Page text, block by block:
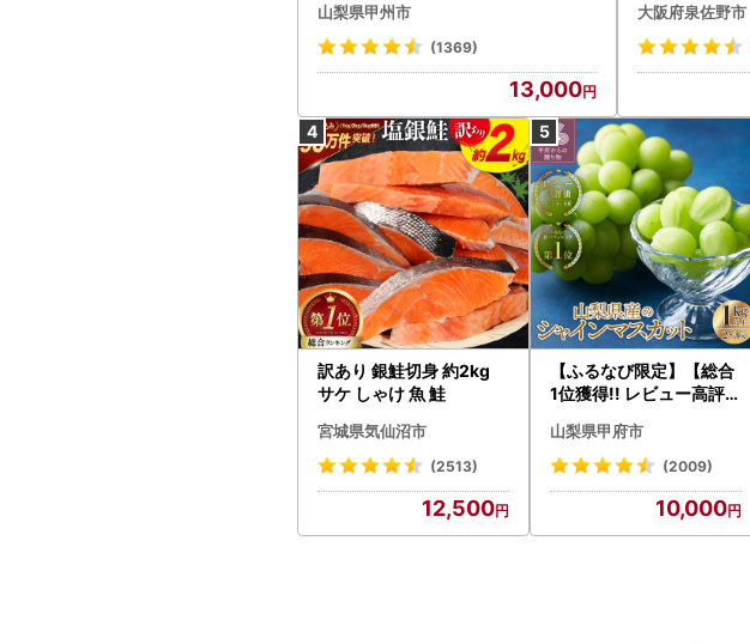
472 FN-Limited-VO シャインマス
カット フルーツ
山梨県甲州市
(1369)
13,000
大阪府泉佐野市
訳あり 銀鮭切身 約2kg
サケ しゃけ 魚 鮭
宮城県気仙沼市
(2513)
12,500
【ふるなび限定】【総合
1位獲得!! レビュー高評価
〉山梨県産 シャインマス
カット 2～3房（1.0kg以
N-Limited-SP
山梨県甲府市
(2009)
10,000